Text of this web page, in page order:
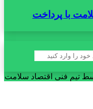
با پرداخت
تیم فنی اقتصاد سلامت